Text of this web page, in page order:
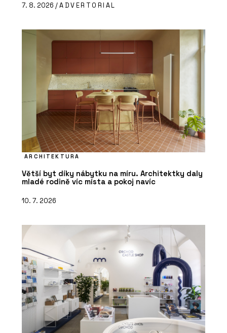
7. 8. 2026 /ADVERTORIAL
ARCHITEKTURA
Větší byt díky nábytku na míru. Architektky daly
mladé rodině víc místa a pokoj navíc
10. 7. 2026